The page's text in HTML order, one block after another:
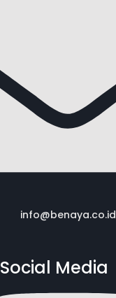
info@benaya.co.id
Social Media